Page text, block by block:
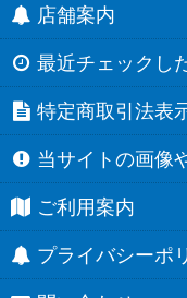
店舗案内
最近チェックし
特定商取引法表
当サイトの画像
ご利用案内
プライバシーポ